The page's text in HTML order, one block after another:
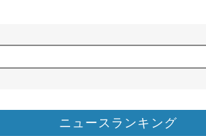
ニュースランキング